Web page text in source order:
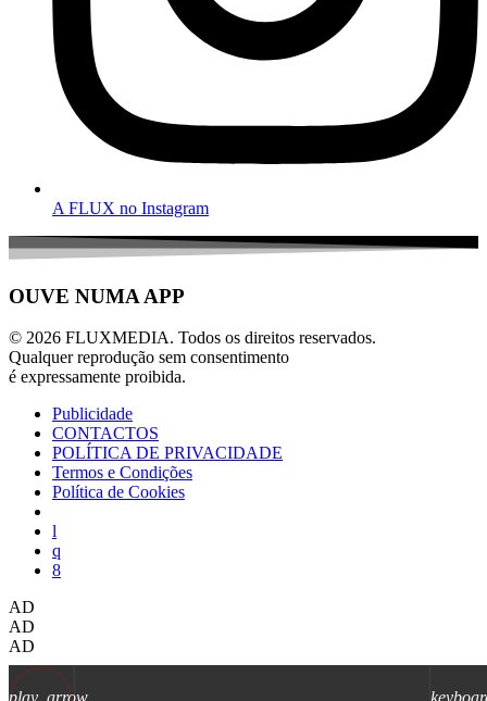
play_arrow
A FLUX no Instagram
OUVE NUMA APP
© 2026 FLUXMEDIA. Todos os direitos reservados.
Qualquer reprodução sem consentimento
é expressamente proibida.
Publicidade
CONTACTOS
POLÍTICA DE PRIVACIDADE
Termos e Condições
Política de Cookies
AD
AD
AD